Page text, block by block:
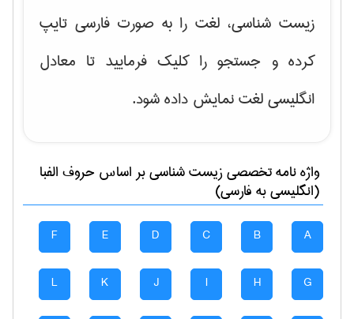
زیست شناسی، لغت را به صورت فارسی تایپ
کرده و جستجو را کلیک فرمایید تا معادل
انگلیسی لغت نمایش داده شود.
واژه نامه تخصصیزيست شناسیبر اساس حروف الفبا
(انگلیسی به فارسی)
A
B
C
D
E
F
G
H
I
J
K
L